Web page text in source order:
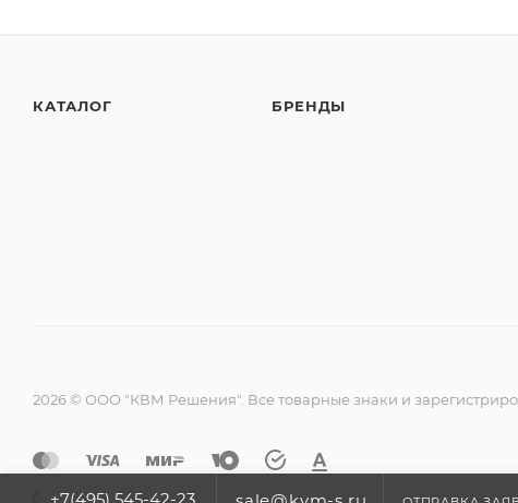
КАТАЛОГ БРЕНДЫ
2026 © ООО "КВМ Решения". Все товарные знаки и